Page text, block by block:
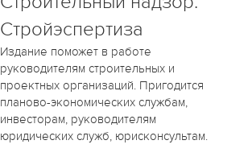
Стройэспертиза
Издание поможет в работе
руководителям строительных и
проектных организаций. Пригодится
планово-экономических службам,
инвесторам, руководителям
юридических служб, юрисконсультам.